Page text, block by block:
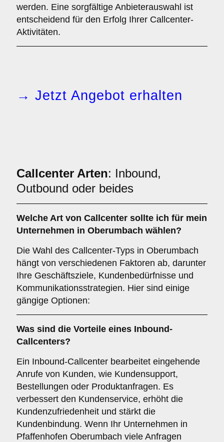
werden. Eine sorgfältige Anbieterauswahl ist
entscheidend für den Erfolg Ihrer Callcenter-
Aktivitäten.
→ Jetzt Angebot erhalten
Callcenter Arten: Inbound,
Outbound oder beides
Welche Art von Callcenter sollte ich für mein
Unternehmen in Oberumbach wählen?
Die Wahl des Callcenter-Typs in Oberumbach
hängt von verschiedenen Faktoren ab, darunter
Ihre Geschäftsziele, Kundenbedürfnisse und
Kommunikationsstrategien. Hier sind einige
gängige Optionen:
Was sind die Vorteile eines Inbound-
Callcenters?
Ein Inbound-Callcenter bearbeitet eingehende
Anrufe von Kunden, wie Kundensupport,
Bestellungen oder Produktanfragen. Es
verbessert den Kundenservice, erhöht die
Kundenzufriedenheit und stärkt die
Kundenbindung. Wenn Ihr Unternehmen in
Pfaffenhofen Oberumbach viele Anfragen